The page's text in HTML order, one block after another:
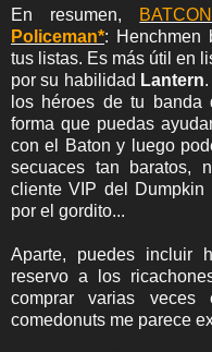
En resumen,
Policeman*: Henchmen
tus listas. Es más útil en
por su habilidad Lantern
los héroes de tu
forma que puedas
con el Baton y luego
secuaces tan baratos,
cliente VIP del
por el gordito...
Aparte, puedes incluir
reservo a los
comprar varias
comedonuts me parece